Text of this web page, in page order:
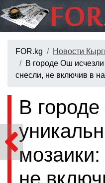
FOR.kg
Новости
В городе Ош
снесли, не включив в
В